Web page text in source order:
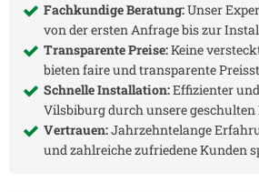
Fachkundige Beratung:Unser
von der ersten Anfrage bis zur
Transparente Preise:Keine
bieten faire und transparente
Schnelle Installation:Effizienter
Vilsbiburgdurch unsere geschulten
Vertrauen:Jahrzehntelange
und zahlreiche zufriedene Kunden